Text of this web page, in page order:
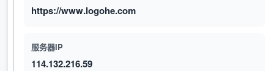
https://www.logohe.com
服务器IP
114.132.216.59